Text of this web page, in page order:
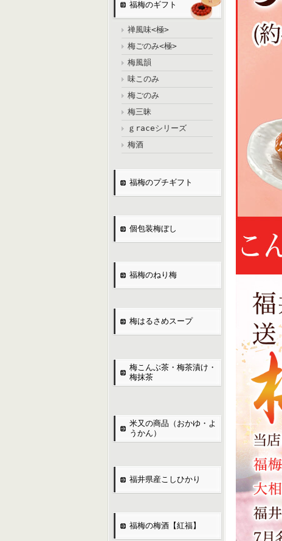
福梅のギフト
禅風味<極>
梅ごのみ<極>
梅風韻
味このみ
梅ごのみ
梅三昧
ｇraceシリーズ
梅酒
福梅のプチギフト
個包装梅ぼし
福梅のねり梅
梅はるさめスープ
梅こんぶ茶・梅茶漬け・
梅抹茶
米又の商品（おかゆ・よ
うかん）
福井県産こしひかり
福梅の梅酒【紅福】